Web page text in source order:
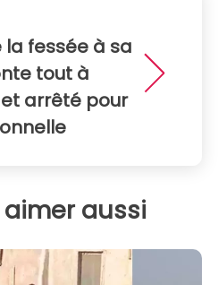
fessée à sa
tout à
arrêté pour
aussi